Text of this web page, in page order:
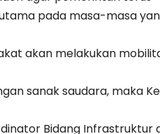
pada masa-masa
akan melakukan
sanak saudara, maka
Bidang Infrastruktur